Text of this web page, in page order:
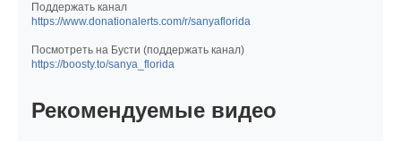
Поддержать канал
https://www.donationalerts.com/r/sanyaflorida
Посмотреть на Бусти (поддержать канал)
https://boosty.to/sanya_florida
Рекомендуемые видео